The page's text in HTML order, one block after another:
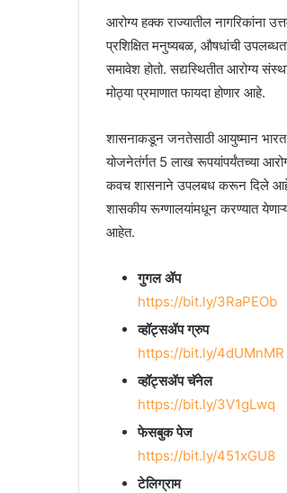
आरोग्य हक्क राज्यातील नागरिकांना
प्रशिक्षित मनुष्यबळ, औषधांची
समावेश होतो. सद्यस्थितीत आरोग्य
मोठ्या प्रमाणात फायदा होणार आहे.
शासनाकडून जनतेसाठी आयुष्मान भारत
योजनेतंर्गत 5 लाख रूपयांपर्यंतच्या
कवच शासनाने उपलबध करून दिले आहे.
शासकीय रूग्णालयांमधून करण्यात
आहेत.
गुगल ॲप
https://bit.ly/3RaPEOb
व्हॉट्सॲप ग्रुप
https://bit.ly/4dUMnMR
व्हॉट्सॲप चॅनेल
https://bit.ly/3V1gLwq
फेसबुक पेज
https://bit.ly/451xGU8
टेलिग्राम